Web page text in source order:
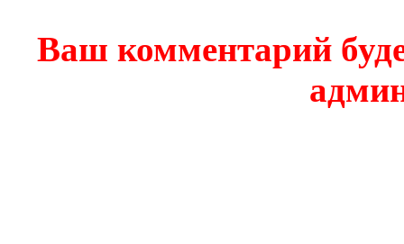
Ваш комментарий